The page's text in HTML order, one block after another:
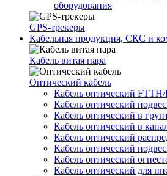
оборудования
GPS-трекеры
Кабельная продукция, СКС и
Кабель витая пара
Оптический кабель
Кабель оптический
Кабель оптический
Кабель оптический в
Кабель оптический в
Кабель оптический
Кабель оптический
Кабель оптический
Кабель оптический для